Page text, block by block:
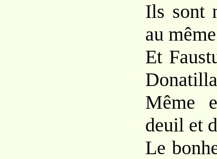
Ils sont
au
Et
Même
deuil et
Le